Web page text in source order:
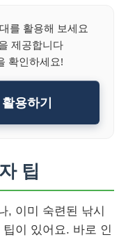
를 활용해 보세요
제공합니다
확인하세요!
용하기
팁
, 이미 숙련된 낚시
이 있어요. 바로 인